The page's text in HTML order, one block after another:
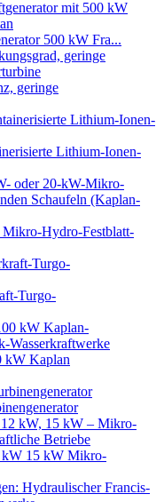
500 kW Fra...
geringe
Lithium-Ionen-
Hydro-Festblatt-
Turgo-
kW Kaplan
kW 15 kW Mikro-